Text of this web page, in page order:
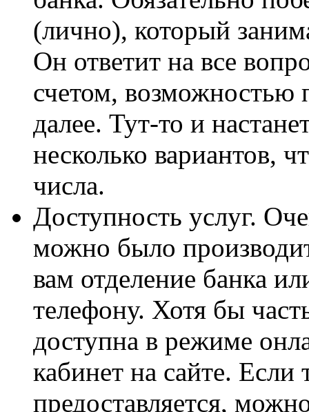
(лично), который
Он ответит на все
счетом, возможностью
далее. Тут-то и
несколько вариантов,
числа.
Доступность услуг.
можно было
вам отделение банка
телефону. Хотя бы
доступна в режиме
кабинет на сайте.
предоставляется,